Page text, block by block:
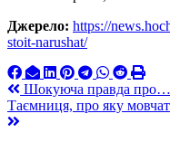
Джерело: https://
stoit-narushat/
Навигация
по
Шокуюча правда про…
Таємниця, про яку